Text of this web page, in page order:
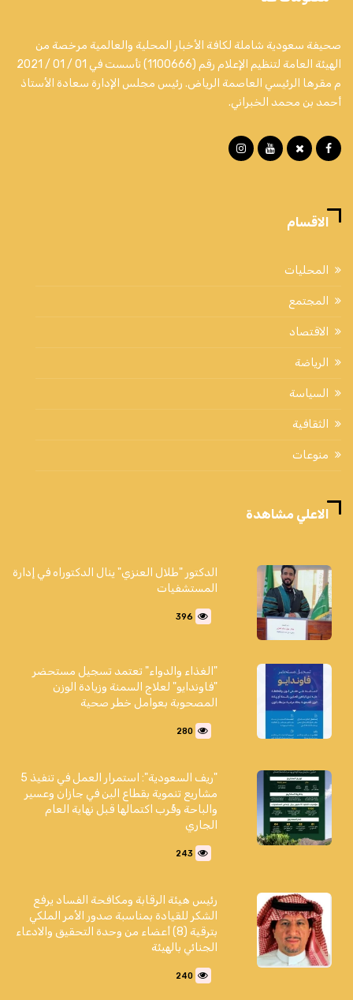
صحيفة سعودية شاملة لكافة الأخبار المحلية والعالمية مرخصة من
الهيئة العامة لتنظيم الإعلام رقم (1100666) تأسست في 01 / 01 / 2021
م مقرها الرئيسي العاصمة الرياض. رئيس مجلس الإدارة سعادة الأستاذ
أحمد بن محمد الخبراني.
الاقسام
المحليات
المجتمع
الاقتصاد
الرياضة
السياسة
الثقافية
منوعات
الاعلي مشاهدة
الدكتور "طلال العنزي" ينال الدكتوراه في إدارة
المستشفيات
396
"الغذاء والدواء" تعتمد تسجيل مستحضر
"فاوندايو" لعلاج السمنة وزيادة الوزن
المصحوبة بعوامل خطر صحية
280
"ريف السعودية": استمرار العمل في تنفيذ 5
مشاريع تنموية بقطاع البن في جازان وعسير
والباحة وقُرب اكتمالها قبل نهاية العام
الجاري
243
رئيس هيئة الرقابة ومكافحة الفساد يرفع
الشكر للقيادة بمناسبة صدور الأمر الملكي
بترقية (8) أعضاء من وحدة التحقيق والادعاء
الجنائي بالهيئة
240